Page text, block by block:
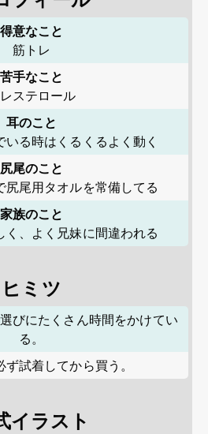
得意なこと
筋トレ
苦手なこと
ステロール
耳のこと
る時はくるくるよく動く
尻尾のこと
尻尾用タオルを常備してる
家族のこと
く、よく兄妹に間違われる
ヒミツ
びにたくさん時間をかけてい
る。
試着してから買う。
イラスト